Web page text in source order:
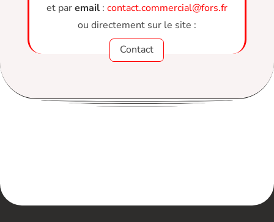
et paremail: contact.commercial@fors.fr
ou directement sur le site :
Contact